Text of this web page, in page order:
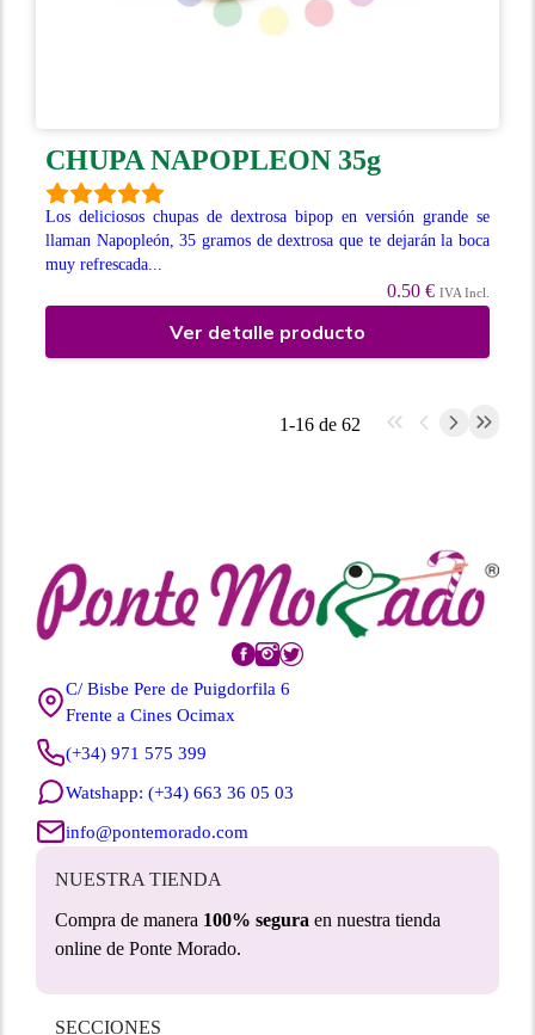
CHUPA NAPOPLEON 35g
Los deliciosos chupas de dextrosa bipop en versión grande se
llaman Napopleón, 35 gramos de dextrosa que te dejarán la boca
muy refrescada...
0.50 € IVA Incl.
Ver detalle producto
1-16 de 62
C/ Bisbe Pere de Puigdorfila 6
Frente a Cines Ocimax
(+34) 971 575 399
Watshapp: (+34) 663 36 05 03
info@pontemorado.com
NUESTRA TIENDA
Compra de manera 100% segura en nuestra tienda
online de Ponte Morado.
SECCIONES